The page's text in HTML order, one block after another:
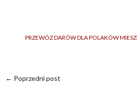
PRZEWÓZ DARÓW DLA POLAKÓW
← Poprzedni post